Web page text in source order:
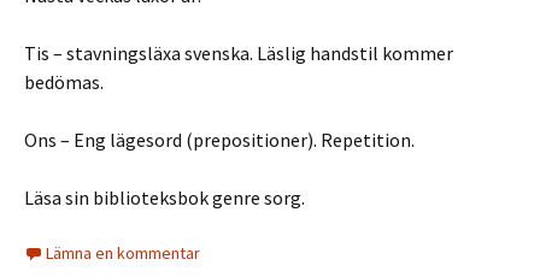
Ons – Eng lägesord (prepositioner). Repetition.
Läsa sin biblioteksbok genre sorg.
Lämna en kommentar